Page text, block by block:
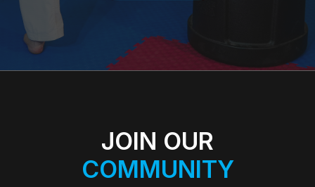
JOIN OUR
COMMUNITY